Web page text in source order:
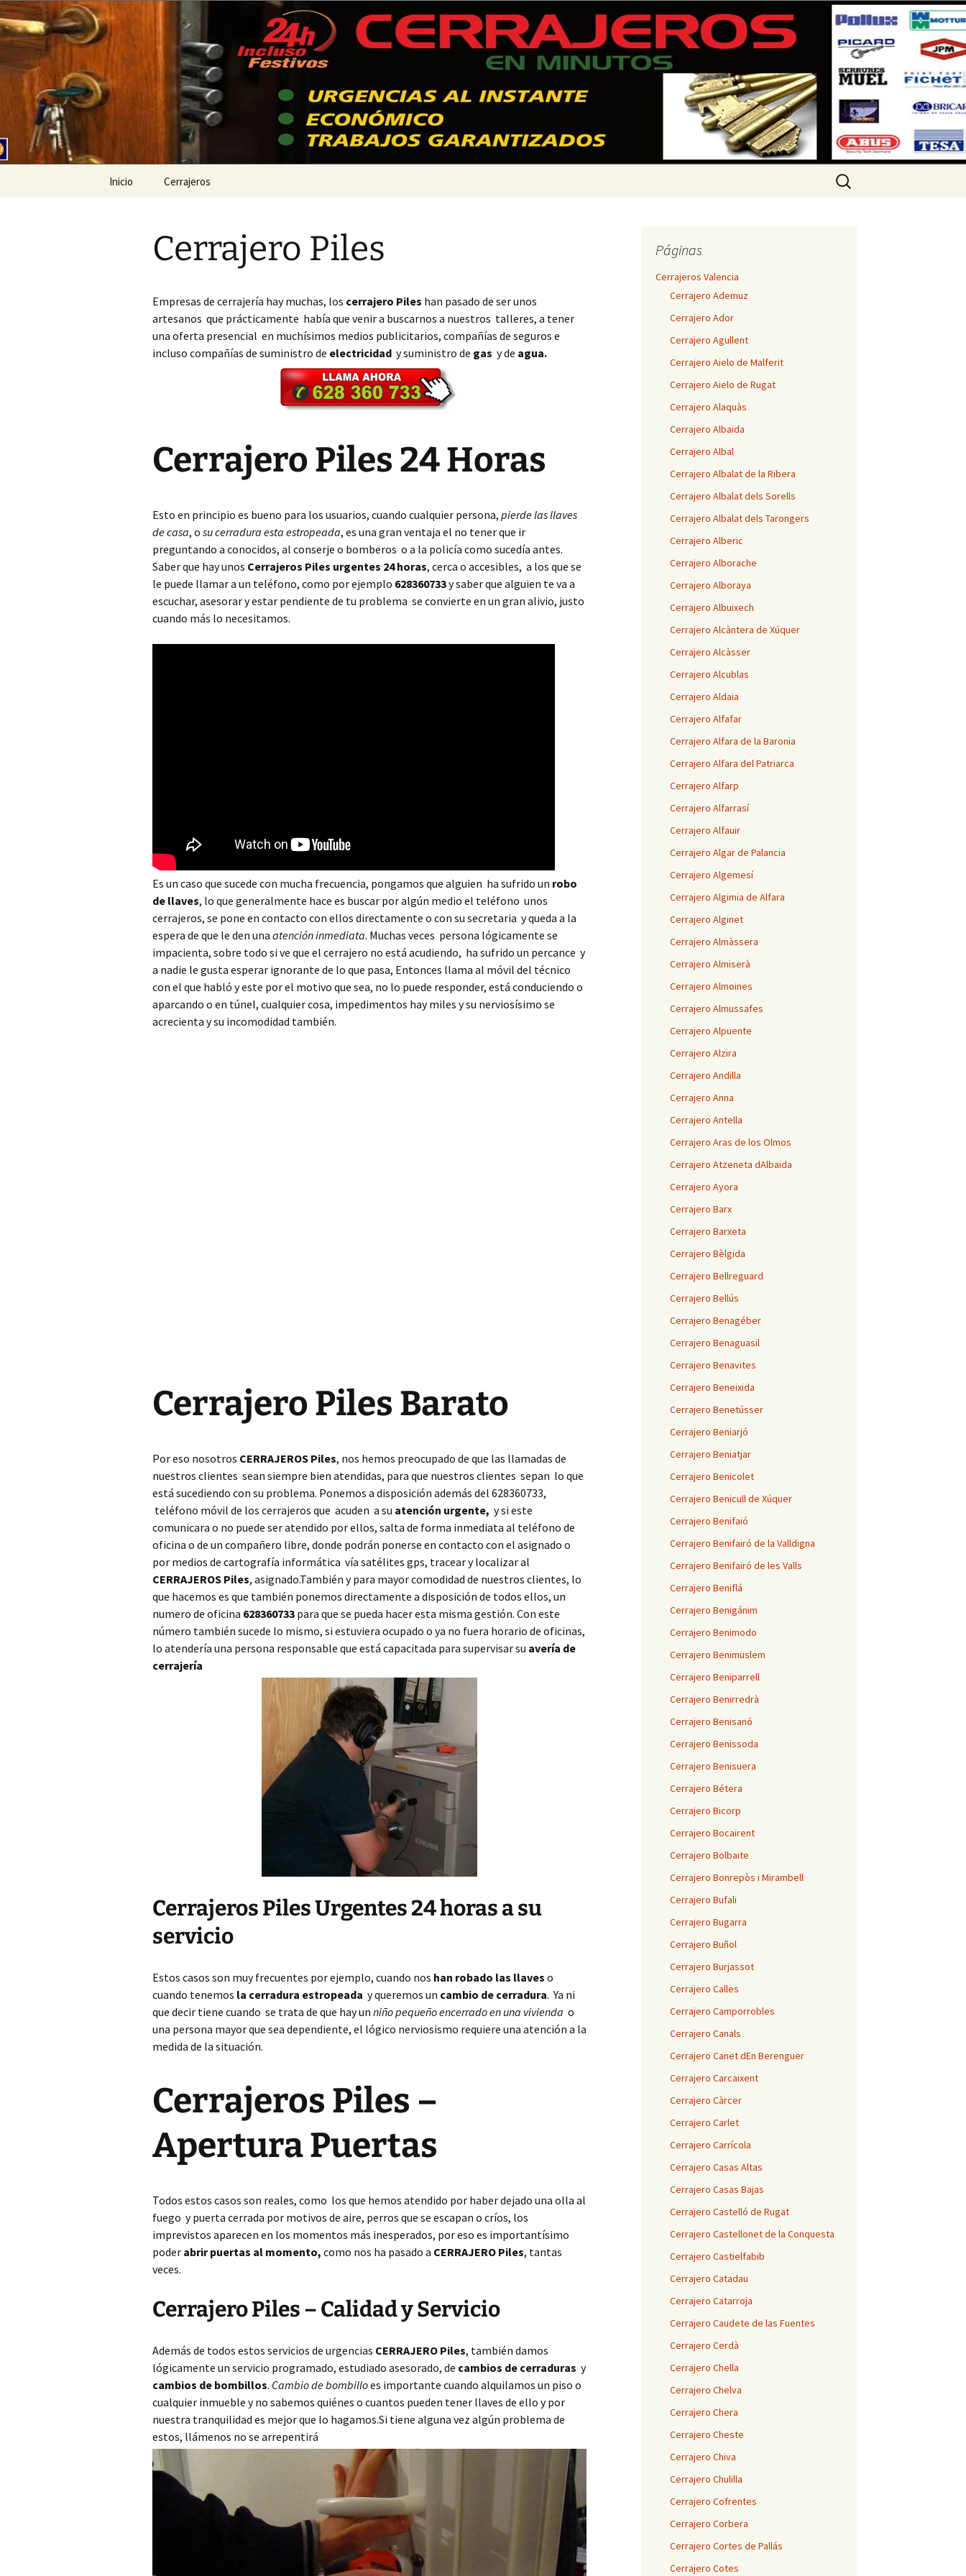
Ir
al
contenido
Cerrajeros Valencia – 628 360 733
Inicio Cerrajeros
Cerrajero Ador
Cerrajero Aielo de
Malferit
Cerrajero Aielo de Rugat
Cerrajero Albal
Cerrajero Albalat de la
Cerrajero Albalat dels
Sorells
Cerrajero Albalat dels
Tarongers
Cerrajero Alberic
Cerrajero Alborache
Cerrajero Aldaia
Cerrajero Alfafar
Cerrajero Alfara de la
Baronia
Cerrajero Alfara del
Patriarca
Cerrajero Alfarp
Cerrajero Alzira
Cerrajero Anna
Cerrajero Antella
Cerrajero Aras de los
Olmos
Cerrajero Atzeneta
dAlbaida
Cerrajero Ayora
Cerrajero Barx
Buscar:
Cerrajero Piles
Empresas de cerrajería hay muchas, los cerrajero Piles han pasado de ser unos
artesanos que prácticamente había que venir a buscarnos a nuestros talleres, a tener
una oferta presencial en muchísimos medios publicitarios, compañías de seguros e
incluso compañías de suministro de electricidad y suministro de gas y de agua.
Cerrajero Piles 24 Horas
Esto en principio es bueno para los usuarios, cuando cualquier persona, pierde las llaves
de casa, o su cerradura esta estropeada, es una gran ventaja el no tener que ir
preguntando a conocidos, al conserje o bomberos o a la policía como sucedía antes.
Saber que hay unos Cerrajeros Piles urgentes 24 horas, cerca o accesibles, a los que se
le puede llamar a un teléfono, como por ejemplo 628360733y saber que alguien te va a
escuchar, asesorar y estar pendiente de tu problema se convierte en un gran alivio, justo
cuando más lo necesitamos.
Es un caso que sucede con mucha frecuencia, pongamos que alguien ha sufrido un robo
de llaves, lo que generalmente hace es buscar por algún medio el teléfono unos
cerrajeros, se pone en contacto con ellos directamente o con su secretaria y queda a la
espera de que le den una atención inmediata. Muchas veces persona lógicamente se
impacienta, sobre todo si ve que el cerrajero no está acudiendo, ha sufrido un percance y
a nadie le gusta esperar ignorante de lo que pasa, Entonces llama al móvil del técnico
con el que habló y este por el motivo que sea, no lo puede responder, está conduciendo o
aparcando o en túnel, cualquier cosa, impedimentos hay miles y su nerviosísimo se
acrecienta y su incomodidad también.
Cerrajero Piles Barato
Por eso nosotros CERRAJEROS Piles, nos hemos preocupado de que las llamadas de
nuestros clientes sean siempre bien atendidas, para que nuestros clientes sepan lo que
está sucediendo con su problema. Ponemos a disposición además del 628360733,
teléfono móvil de los cerrajeros que acuden a su atención urgente, y si este
comunicara o no puede ser atendido por ellos, salta de forma inmediata al teléfono de
oficina o de un compañero libre, donde podrán ponerse en contacto con el asignado o
por medios de cartografía informática vía satélites gps, tracear y localizar al
CERRAJEROS Piles, asignado.También y para mayor comodidad de nuestros clientes, lo
que hacemos es que también ponemos directamente a disposición de todos ellos, un
numero de oficina 628360733 para que se pueda hacer esta misma gestión. Con este
número también sucede lo mismo, si estuviera ocupado o ya no fuera horario de oficinas,
lo atendería una persona responsable que está capacitada para supervisar su avería de
cerrajería
Cerrajeros Piles Urgentes 24 horas a su
servicio
Estos casos son muy frecuentes por ejemplo, cuando nos han robado las llaves o
cuando tenemos la cerradura estropeada y queremos un cambio de cerradura. Ya ni
que decir tiene cuando se trata de que hay un niño pequeño encerrado en una vivienda o
una persona mayor que sea dependiente, el lógico nerviosismo requiere una atención a la
medida de la situación.
Cerrajeros Piles –
Apertura Puertas
Todos estos casos son reales, como los que hemos atendido por haber dejado una olla al
fuego y puerta cerrada por motivos de aire, perros que se escapan o críos, los
imprevistos aparecen en los momentos más inesperados, por eso es importantísimo
poder abrir puertas al momento, como nos ha pasado a CERRAJERO Piles, tantas
veces.
Cerrajero Piles – Calidad y Servicio
Además de todos estos servicios de urgencias CERRAJERO Piles, también damos
lógicamente un servicio programado, estudiado asesorado, de cambios de cerraduras y
cambios de bombillos. Cambio de bombilloes importante cuando alquilamos un piso o
cualquier inmueble y no sabemos quiénes o cuantos pueden tener llaves de ello y por
nuestra tranquilidad es mejor que lo hagamos.Si tiene alguna vez algún problema de
estos, llámenos no se arrepentirá
Páginas
Cerrajeros Valencia
Cerrajero Ademuz
Cerrajero Ador
Cerrajero Agullent
Cerrajero Aielo de Malferit
Cerrajero Aielo de Rugat
Cerrajero Alaquàs
Cerrajero Albaida
Cerrajero Albal
Cerrajero Albalat de la Ribera
Cerrajero Albalat dels Sorells
Cerrajero Albalat dels Tarongers
Cerrajero Alberic
Cerrajero Alborache
Cerrajero Alboraya
Cerrajero Albuixech
Cerrajero Alcàntera de Xúquer
Cerrajero Alcàsser
Cerrajero Alcublas
Cerrajero Aldaia
Cerrajero Alfafar
Cerrajero Alfara de la Baronia
Cerrajero Alfara del Patriarca
Cerrajero Alfarp
Cerrajero Alfarrasí
Cerrajero Alfauir
Cerrajero Algar de Palancia
Cerrajero Algemesí
Cerrajero Algimia de Alfara
Cerrajero Alginet
Cerrajero Almàssera
Cerrajero Almiserà
Cerrajero Almoines
Cerrajero Almussafes
Cerrajero Alpuente
Cerrajero Alzira
Cerrajero Andilla
Cerrajero Anna
Cerrajero Antella
Cerrajero Aras de los Olmos
Cerrajero Atzeneta dAlbaida
Cerrajero Ayora
Cerrajero Barx
Cerrajero Barxeta
Cerrajero Bèlgida
Cerrajero Bellreguard
Cerrajero Bellús
Cerrajero Benagéber
Cerrajero Benaguasil
Cerrajero Benavites
Cerrajero Beneixida
Cerrajero Benetússer
Cerrajero Beniarjó
Cerrajero Beniatjar
Cerrajero Benicolet
Cerrajero Benicull de Xúquer
Cerrajero Benifaió
Cerrajero Benifairó de la Valldigna
Cerrajero Benifairó de les Valls
Cerrajero Beniflá
Cerrajero Benigánim
Cerrajero Benimodo
Cerrajero Benimuslem
Cerrajero Beniparrell
Cerrajero Benirredrà
Cerrajero Benisanó
Cerrajero Benissoda
Cerrajero Benisuera
Cerrajero Bétera
Cerrajero Bicorp
Cerrajero Bocairent
Cerrajero Bolbaite
Cerrajero Bonrepòs i Mirambell
Cerrajero Bufali
Cerrajero Bugarra
Cerrajero Buñol
Cerrajero Burjassot
Cerrajero Calles
Cerrajero Camporrobles
Cerrajero Canals
Cerrajero Canet dEn Berenguer
Cerrajero Carcaixent
Cerrajero Càrcer
Cerrajero Carlet
Cerrajero Carrícola
Cerrajero Casas Altas
Cerrajero Casas Bajas
Cerrajero Castelló de Rugat
Cerrajero Castellonet de la Conquesta
Cerrajero Castielfabib
Cerrajero Catadau
Cerrajero Catarroja
Cerrajero Caudete de las Fuentes
Cerrajero Cerdà
Cerrajero Chella
Cerrajero Chelva
Cerrajero Chera
Cerrajero Cheste
Cerrajero Chiva
Cerrajero Chulilla
Cerrajero Cofrentes
Cerrajero Corbera
Cerrajero Cortes de Pallás
Cerrajero Cotes